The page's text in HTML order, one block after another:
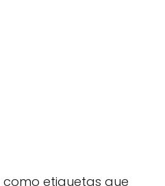
etiquetas que